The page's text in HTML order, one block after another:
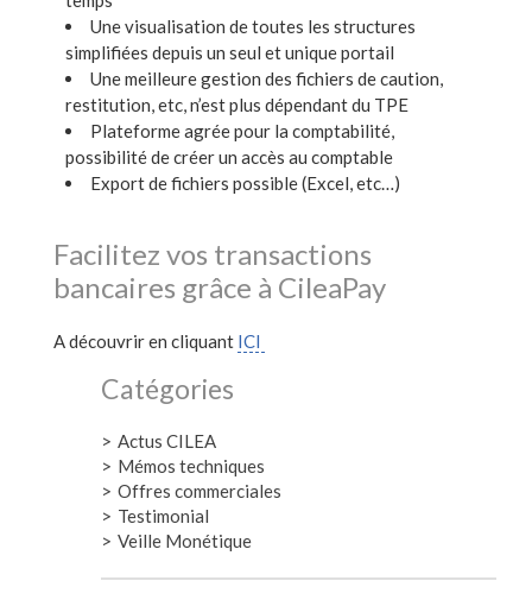
Une visualisation de toutes les structures
simplifiées depuis un seul et unique portail
Une meilleure gestion des fichiers de caution,
restitution, etc, n’est plus dépendant du TPE
Plateforme agrée pour la comptabilité,
possibilité de créer un accès au comptable
Export de fichiers possible (Excel, etc…)
Facilitez vos transactions
bancaires grâce à CileaPay
A découvrir en cliquant ICI
Catégories
Actus CILEA
Mémos techniques
Offres commerciales
Testimonial
Veille Monétique